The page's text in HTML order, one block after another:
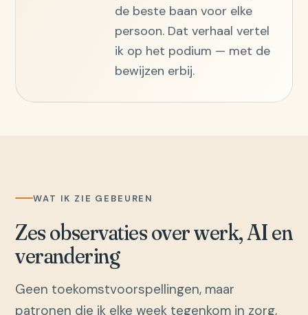
de beste baan voor elke
persoon. Dat verhaal vertel
ik op het podium — met de
bewijzen erbij.
WAT IK ZIE GEBEUREN
Zes observaties over werk, AI en
verandering
Geen toekomstvoorspellingen, maar
patronen die ik elke week tegenkom in zorg,